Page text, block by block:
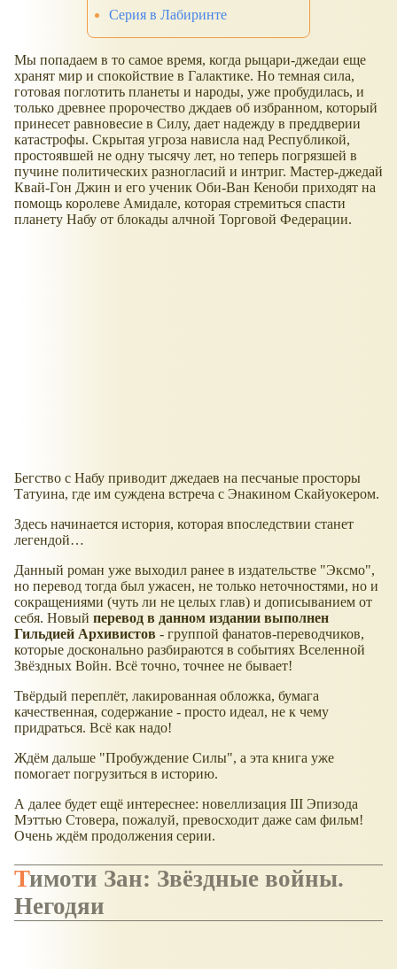
Серия в Лабиринте
Мы попадаем в то самое время, когда рыцари-джедаи еще
хранят мир и спокойствие в Галактике. Но темная сила,
готовая поглотить планеты и народы, уже пробудилась, и
только древнее пророчество дждаев об избранном, который
принесет равновесие в Силу, дает надежду в преддверии
катастрофы. Скрытая угроза нависла над Республикой,
простоявшей не одну тысячу лет, но теперь погрязшей в
пучине политических разногласий и интриг. Мастер-джедай
Квай-Гон Джин и его ученик Оби-Ван Кеноби приходят на
помощь королеве Амидале, которая стремиться спасти
планету Набу от блокады алчной Торговой Федерации.
Бегство с Набу приводит джедаев на песчаные просторы
Татуина, где им суждена встреча с Энакином Скайуокером.
Здесь начинается история, которая впоследствии станет
легендой…
Данный роман уже выходил ранее в издательстве "Эксмо",
но перевод тогда был ужасен, не только неточностями, но и
сокращениями (чуть ли не целых глав) и дописыванием от
себя. Новый перевод в данном издании выполнен
Гильдией Архивистов - группой фанатов-переводчиков,
которые досконально разбираются в событиях Вселенной
Звёздных Войн. Всё точно, точнее не бывает!
Твёрдый переплёт, лакированная обложка, бумага
качественная, содержание - просто идеал, не к чему
придраться. Всё как надо!
Ждём дальше "Пробуждение Силы", а эта книга уже
помогает погрузиться в историю.
А далее будет ещё интереснее: новеллизация III Эпизода
Мэттью Стовера, пожалуй, превосходит даже сам фильм!
Очень ждём продолжения серии.
Тимоти Зан: Звёздные войны.
Негодяи